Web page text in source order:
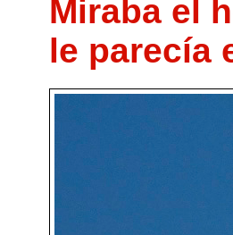
Miraba el
le parecía